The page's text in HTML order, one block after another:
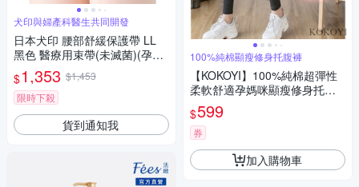
犬印與婦產科醫生共同開發
日本犬印 腰部舒緩保護帶 LL
黑色 醫療用束帶(未滅菌)(孕產
初中期使用)
$1,353 $1,453
限時下殺
貨到通知我
100%純棉顯瘦修身托腹褲
【KOKOYI】100%純棉超彈性
柔軟舒適孕媽咪顯瘦修身托腹
褲 內搭褲(孕婦褲 運動褲 瑜珈
褲 托腹帶)
$599
券
加入購物車